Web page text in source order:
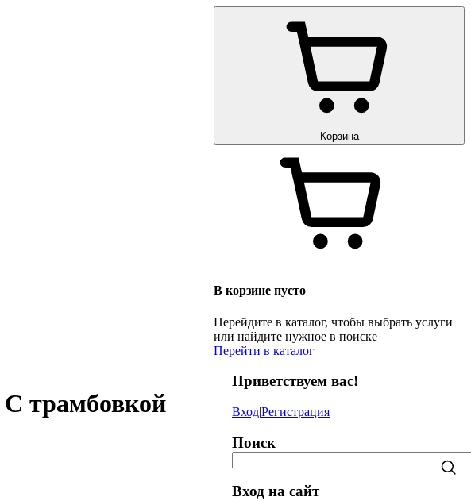
Корзина
В корзине пусто
Перейдите в каталог, чтобы выбрать услуги
или найдите нужное в поиске
Перейти в каталог
трамбовкой
Приветствуем вас!
Вход|Регистрация
Поиск
Вход на сайт